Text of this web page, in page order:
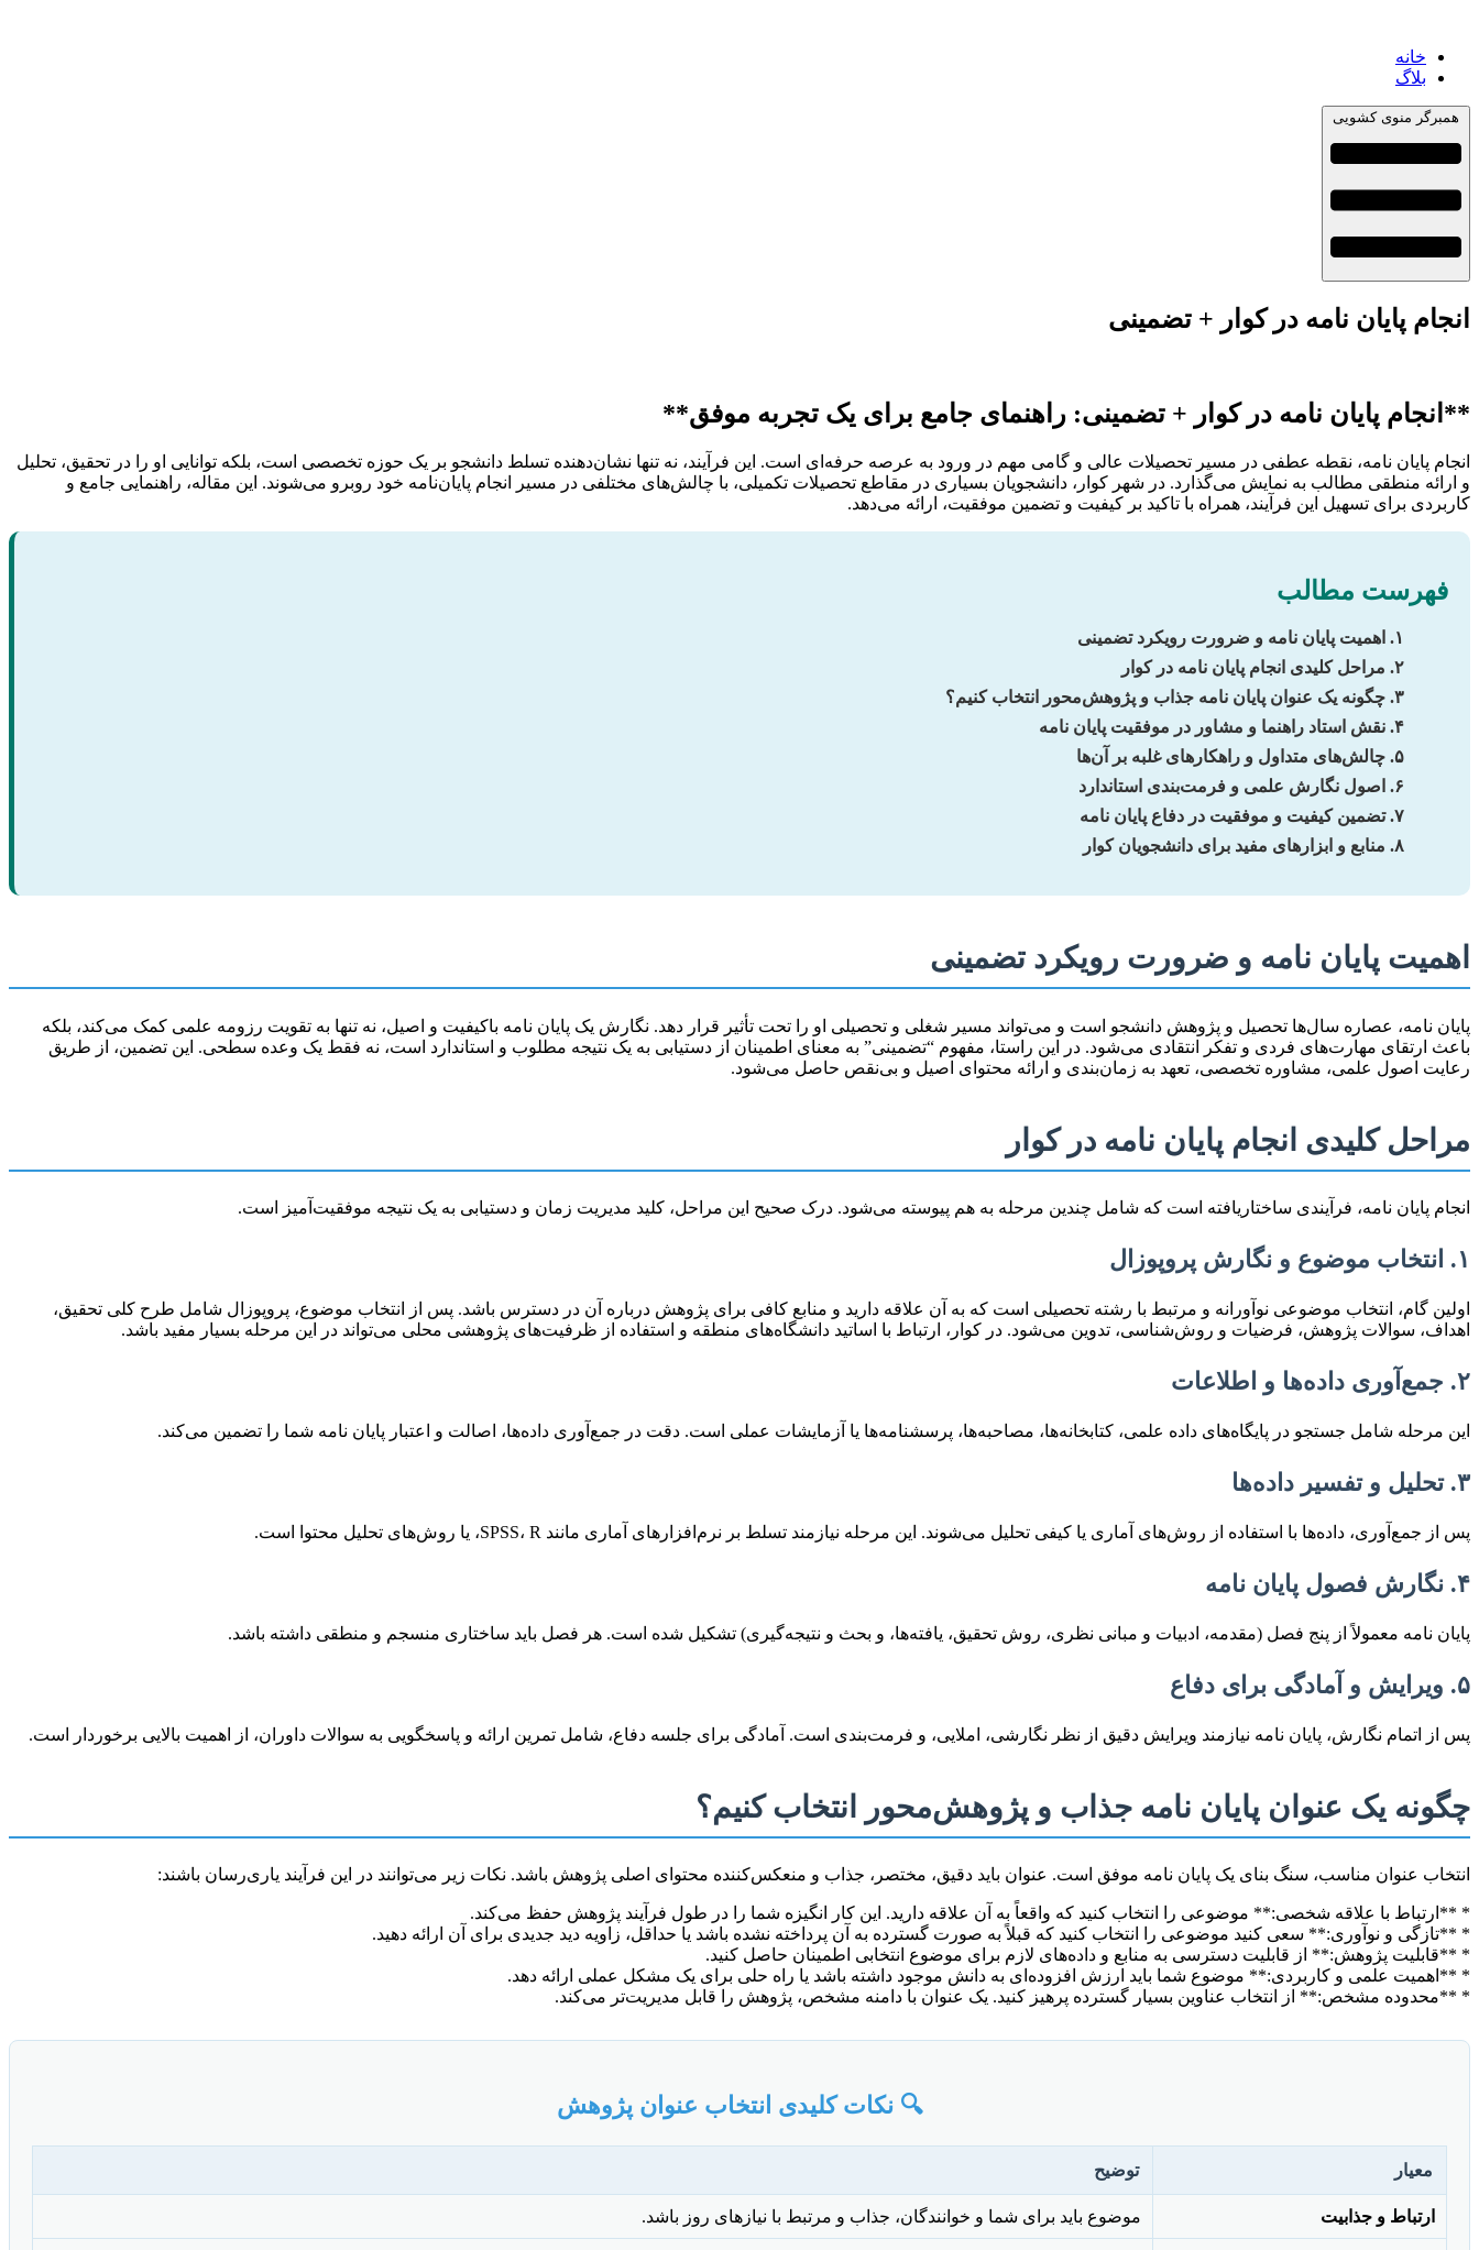
خانه
بلاگ
همبرگر منوی کشویی
انجام پایان نامه در کوار + تضمینی
**انجام پایان نامه در کوار + تضمینی: راهنمای جامع برای یک تجربه موفق**
انجام پایان نامه، نقطه عطفی در مسیر تحصیلات عالی و گامی مهم در ورود به عرصه حرفه‌ای است. این فرآیند، نه تنها نشان‌دهنده تسلط دانشجو بر یک حوزه تخصصی است، بلکه توانایی او را در تحقیق، تحلیل
و ارائه منطقی مطالب به نمایش می‌گذارد. در شهر کوار، دانشجویان بسیاری در مقاطع تحصیلات تکمیلی، با چالش‌های مختلفی در مسیر انجام پایان‌نامه خود روبرو می‌شوند. این مقاله، راهنمایی جامع و
کاربردی برای تسهیل این فرآیند، همراه با تاکید بر کیفیت و تضمین موفقیت، ارائه می‌دهد.
فهرست مطالب
۱. اهمیت پایان نامه و ضرورت رویکرد تضمینی
۲. مراحل کلیدی انجام پایان نامه در کوار
۳. چگونه یک عنوان پایان نامه جذاب و پژوهش‌محور انتخاب کنیم؟
۴. نقش استاد راهنما و مشاور در موفقیت پایان نامه
۵. چالش‌های متداول و راهکارهای غلبه بر آن‌ها
۶. اصول نگارش علمی و فرمت‌بندی استاندارد
۷. تضمین کیفیت و موفقیت در دفاع پایان نامه
۸. منابع و ابزارهای مفید برای دانشجویان کوار
اهمیت پایان نامه و ضرورت رویکرد تضمینی
پایان نامه، عصاره سال‌ها تحصیل و پژوهش دانشجو است و می‌تواند مسیر شغلی و تحصیلی او را تحت تأثیر قرار دهد. نگارش یک پایان نامه باکیفیت و اصیل، نه تنها به تقویت رزومه علمی کمک می‌کند، بلکه
باعث ارتقای مهارت‌های فردی و تفکر انتقادی می‌شود. در این راستا، مفهوم “تضمینی” به معنای اطمینان از دستیابی به یک نتیجه مطلوب و استاندارد است، نه فقط یک وعده سطحی. این تضمین، از طریق
رعایت اصول علمی، مشاوره تخصصی، تعهد به زمان‌بندی و ارائه محتوای اصیل و بی‌نقص حاصل می‌شود.
مراحل کلیدی انجام پایان نامه در کوار
انجام پایان نامه، فرآیندی ساختاریافته است که شامل چندین مرحله به هم پیوسته می‌شود. درک صحیح این مراحل، کلید مدیریت زمان و دستیابی به یک نتیجه موفقیت‌آمیز است.
۱. انتخاب موضوع و نگارش پروپوزال
اولین گام، انتخاب موضوعی نوآورانه و مرتبط با رشته تحصیلی است که به آن علاقه دارید و منابع کافی برای پژوهش درباره آن در دسترس باشد. پس از انتخاب موضوع، پروپوزال شامل طرح کلی تحقیق،
اهداف، سوالات پژوهش، فرضیات و روش‌شناسی، تدوین می‌شود. در کوار، ارتباط با اساتید دانشگاه‌های منطقه و استفاده از ظرفیت‌های پژوهشی محلی می‌تواند در این مرحله بسیار مفید باشد.
۲. جمع‌آوری داده‌ها و اطلاعات
این مرحله شامل جستجو در پایگاه‌های داده علمی، کتابخانه‌ها، مصاحبه‌ها، پرسشنامه‌ها یا آزمایشات عملی است. دقت در جمع‌آوری داده‌ها، اصالت و اعتبار پایان نامه شما را تضمین می‌کند.
۳. تحلیل و تفسیر داده‌ها
پس از جمع‌آوری، داده‌ها با استفاده از روش‌های آماری یا کیفی تحلیل می‌شوند. این مرحله نیازمند تسلط بر نرم‌افزارهای آماری مانند SPSS، R، یا روش‌های تحلیل محتوا است.
۴. نگارش فصول پایان نامه
پایان نامه معمولاً از پنج فصل (مقدمه، ادبیات و مبانی نظری، روش تحقیق، یافته‌ها، و بحث و نتیجه‌گیری) تشکیل شده است. هر فصل باید ساختاری منسجم و منطقی داشته باشد.
۵. ویرایش و آمادگی برای دفاع
پس از اتمام نگارش، پایان نامه نیازمند ویرایش دقیق از نظر نگارشی، املایی، و فرمت‌بندی است. آمادگی برای جلسه دفاع، شامل تمرین ارائه و پاسخگویی به سوالات داوران، از اهمیت بالایی برخوردار است.
چگونه یک عنوان پایان نامه جذاب و پژوهش‌محور انتخاب کنیم؟
انتخاب عنوان مناسب، سنگ بنای یک پایان نامه موفق است. عنوان باید دقیق، مختصر، جذاب و منعکس‌کننده محتوای اصلی پژوهش باشد. نکات زیر می‌توانند در این فرآیند یاری‌رسان باشند:
* **ارتباط با علاقه شخصی:** موضوعی را انتخاب کنید که واقعاً به آن علاقه دارید. این کار انگیزه شما را در طول فرآیند پژوهش حفظ می‌کند.
* **تازگی و نوآوری:** سعی کنید موضوعی را انتخاب کنید که قبلاً به صورت گسترده به آن پرداخته نشده باشد یا حداقل، زاویه دید جدیدی برای آن ارائه دهید.
* **قابلیت پژوهش:** از قابلیت دسترسی به منابع و داده‌های لازم برای موضوع انتخابی اطمینان حاصل کنید.
* **اهمیت علمی و کاربردی:** موضوع شما باید ارزش افزوده‌ای به دانش موجود داشته باشد یا راه حلی برای یک مشکل عملی ارائه دهد.
* **محدوده مشخص:** از انتخاب عناوین بسیار گسترده پرهیز کنید. یک عنوان با دامنه مشخص، پژوهش را قابل مدیریت‌تر می‌کند.
🔍 نکات کلیدی انتخاب عنوان پژوهش
معیار توضیح
ارتباط و جذابیت موضوع باید برای شما و خوانندگان، جذاب و مرتبط با نیازهای روز باشد.